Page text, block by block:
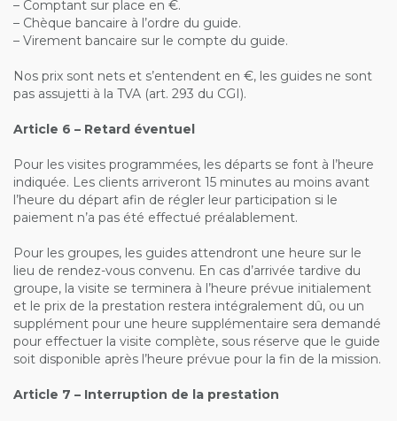
– Comptant sur place en €.
– Chèque bancaire à l’ordre du guide.
– Virement bancaire sur le compte du guide.
Nos prix sont nets et s’entendent en €, les guides ne sont
pas assujetti à la TVA (art. 293 du CGI).
Article 6 – Retard éventuel
Pour les visites programmées, les départs se font à l’heure
indiquée. Les clients arriveront 15 minutes au moins avant
l’heure du départ afin de régler leur participation si le
paiement n’a pas été effectué préalablement.
Pour les groupes, les guides attendront une heure sur le
lieu de rendez-vous convenu. En cas d’arrivée tardive du
groupe, la visite se terminera à l’heure prévue initialement
et le prix de la prestation restera intégralement dû, ou un
supplément pour une heure supplémentaire sera demandé
pour effectuer la visite complète, sous réserve que le guide
soit disponible après l’heure prévue pour la fin de la mission.
Article 7 – Interruption de la prestation